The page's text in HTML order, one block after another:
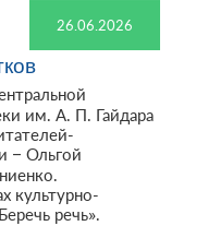
26.06.2026
им. А. П. Гайдара
– Ольгой
культурно-
речь».